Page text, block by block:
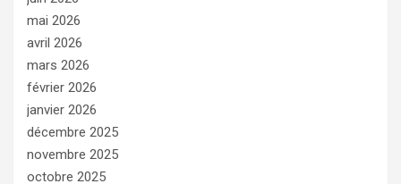
mai 2026
avril 2026
mars 2026
février 2026
janvier 2026
décembre 2025
novembre 2025
octobre 2025